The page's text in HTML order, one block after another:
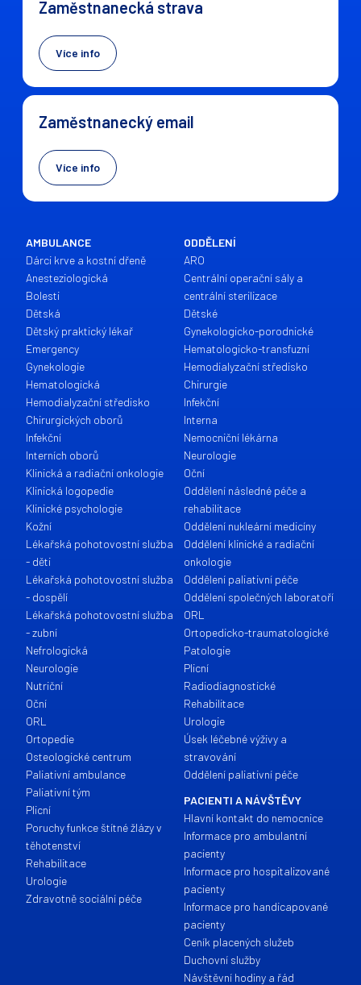
Zaměstnanecká strava
Více info
Zaměstnanecký email
Více info
AMBULANCE
Dárci krve a kostní dřeně
Anesteziologická
Bolesti
Dětská
Dětský praktický lékař
Emergency
Gynekologie
Hematologická
Hemodialyzační středisko
Chirurgických oborů
Infekční
Interních oborů
Klinická a radiační onkologie
Klinická logopedie
Klinické psychologie
Kožní
Lékařská pohotovostní služba
- děti
Lékařská pohotovostní služba
- dospělí
Lékařská pohotovostní služba
- zubní
Nefrologická
Neurologie
Nutriční
Oční
ORL
Ortopedie
Osteologické centrum
Paliativní ambulance
Paliativní tým
Plicní
Poruchy funkce štítné žlázy v
těhotenství
Rehabilitace
Urologie
Zdravotně sociální péče
ODDĚLENÍ
ARO
Centrální operační sály a
centrální sterilizace
Dětské
Gynekologicko-porodnické
Hematologicko-transfuzní
Hemodialyzační středisko
Chirurgie
Infekční
Interna
Nemocniční lékárna
Neurologie
Oční
Oddělení následné péče a
rehabilitace
Oddělení nukleární medicíny
Oddělení klinické a radiační
onkologie
Oddělení paliativní péče
Oddělení společných laboratoří
ORL
Ortopedicko-traumatologické
Patologie
Plicní
Radiodiagnostické
Rehabilitace
Urologie
Úsek léčebné výživy a
stravování
Oddělení paliativní péče
PACIENTI A NÁVŠTĚVY
Hlavní kontakt do nemocnice
Informace pro ambulantní
pacienty
Informace pro hospitalizované
pacienty
Informace pro handicapované
pacienty
Ceník placených služeb
Duchovní služby
Návštěvní hodiny a řád